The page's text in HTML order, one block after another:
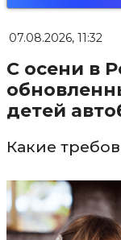
07.08.2026, 11:32
С осени в
детей
Какие